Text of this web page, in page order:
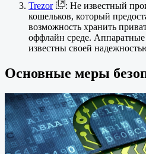
Trezor
: Не известный
кошельков, который
возможность хранить
оффлайн среде.
известны своей
Основные меры